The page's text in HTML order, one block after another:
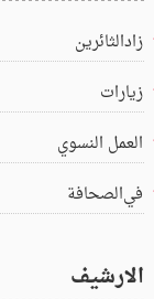
زادالثائرين
زيارات
العمل النسوي
في‌الصحافة
الارشيف